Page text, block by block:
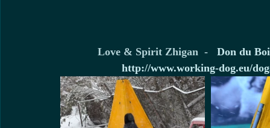
Love & Spirit Zhigan  - Don du
http://www.working-dog.eu/